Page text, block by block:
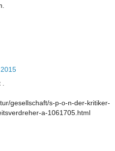
gesellschaft/s-p-o-n-der-kritiker-
a-1061705.html